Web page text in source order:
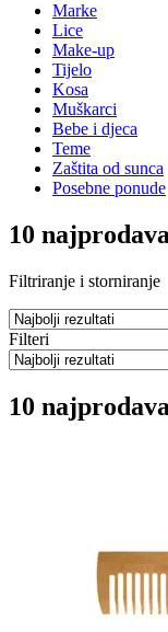
Marke
Lice
Make-up
Tijelo
Kosa
Muškarci
Bebe i djeca
Teme
Zaštita od sunca
Posebne ponude
10
Filtriranje i storniranje
Filteri
10